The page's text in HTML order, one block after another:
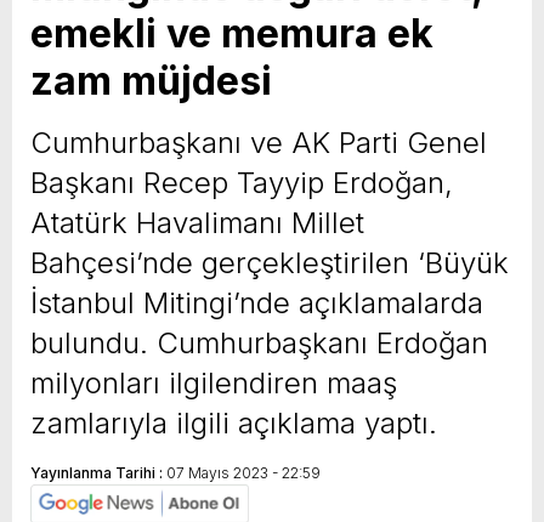
yeni özellikler belli oldu
emekli ve memura ek
zam müjdesi
Cumhurbaşkanı ve AK Parti Genel
Başkanı Recep Tayyip Erdoğan,
Atatürk Havalimanı Millet
Bahçesi’nde gerçekleştirilen ‘Büyük
İstanbul Mitingi’nde açıklamalarda
bulundu. Cumhurbaşkanı Erdoğan
milyonları ilgilendiren maaş
zamlarıyla ilgili açıklama yaptı.
Yayınlanma Tarihi : 07 Mayıs 2023 - 22:59